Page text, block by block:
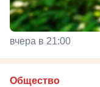
вчера в 21:00
Общество